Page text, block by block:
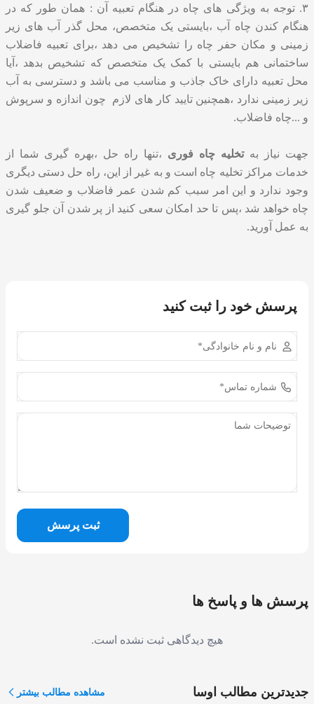
۳. توجه به ویژگی های چاه در هنگام تعبیه آن : همان طور که در
هنگام کندن چاه آب ،بایستی یک متخصص، محل گذر آب های زیر
زمینی و مکان حفر چاه را تشخیص می دهد ،برای تعبیه فاضلاب
ساختمانی هم بایستی با کمک یک متخصص که تشخیص بدهد ،آیا
محل تعبیه دارای خاک جاذب و مناسب می باشد و دسترسی به آب
زیر زمینی ندارد ،همچنین تایید کار های لازم چون اندازه و سرپوش
و ...چاه فاضلاب.
جهت نیاز بهتخلیه چاه فوری ،تنها راه حل ،بهره گیری شما از
خدمات مراکز تخلیه چاه است و به غیر از این، راه حل دستی دیگری
وجود ندارد و این امر سبب کم شدن عمر فاضلاب و ضعیف شدن
چاه خواهد شد ،پس تا حد امکان سعی کنید از پر شدن آن جلو گیری
به عمل آورید.
پرسش خود را ثبت کنید
ثبت پرسش
پرسش ها و پاسخ ها
هیچ دیدگاهی ثبت نشده است.
جدیدترین مطالب اوسا مشاهده مطالب بیشتر